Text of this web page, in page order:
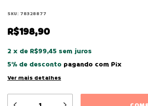
SKU: 78328877
R$198,90
2 x de R$99,45 sem juros
5% de desconto pagando com Pix
Ver mais detalhes